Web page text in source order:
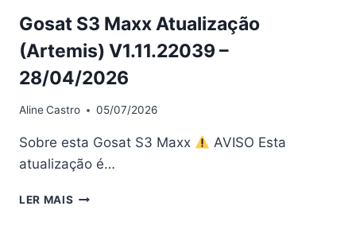
Gosat S3 Maxx Atualização
(Artemis) V1.11.22039 –
28/04/2026
AlineCastro 05/07/2026
Sobre esta Gosat S3 Maxx
AVISO Esta
atualização é…
LER MAIS GOSAT